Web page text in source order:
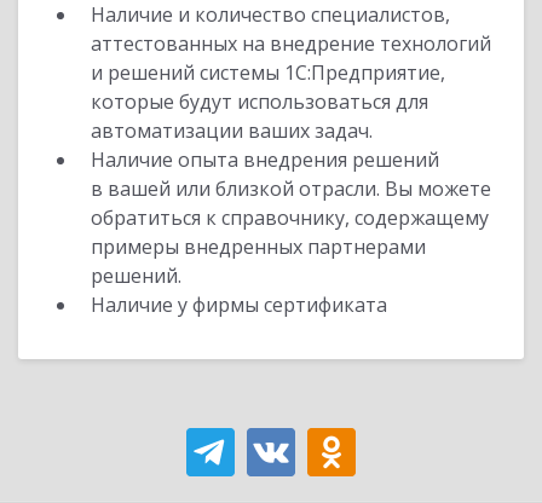
Наличие и количество специалистов,
аттестованных на внедрение технологий
и решений системы 1С:Предприятие,
которые будут использоваться для
автоматизации ваших задач.
Наличие опыта внедрения решений
в вашей или близкой отрасли. Вы можете
обратиться к справочнику, содержащему
примеры внедренных партнерами
решений.
Наличие у фирмы сертификата